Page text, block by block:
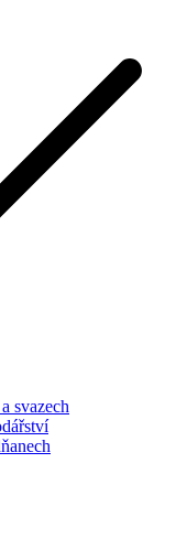
svazech